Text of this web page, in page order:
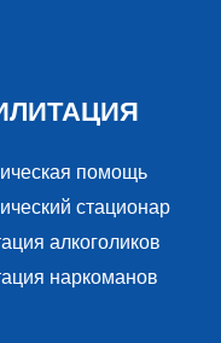
помощь
стационар
алкоголиков
наркоманов